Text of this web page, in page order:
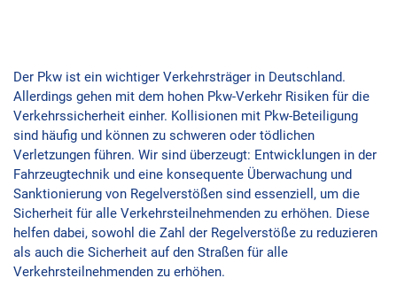
Der Pkw ist ein wichtiger Verkehrsträger in Deutschland.
Allerdings gehen mit dem hohen Pkw-Verkehr Risiken für die
Verkehrssicherheit einher. Kollisionen mit Pkw-Beteiligung
sind häufig und können zu schweren oder tödlichen
Verletzungen führen. Wir sind überzeugt: Entwicklungen in der
Fahrzeugtechnik und eine konsequente Überwachung und
Sanktionierung von Regelverstößen sind essenziell, um die
Sicherheit für alle Verkehrsteilnehmenden zu erhöhen. Diese
helfen dabei, sowohl die Zahl der Regelverstöße zu reduzieren
als auch die Sicherheit auf den Straßen für alle
Verkehrsteilnehmenden zu erhöhen.